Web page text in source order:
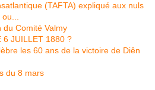
(TAFTA) expliqué aux nuls
du Comité Valmy
6 JUILLET 1880 ?
les 60 ans de la victoire de Diên
du 8 mars